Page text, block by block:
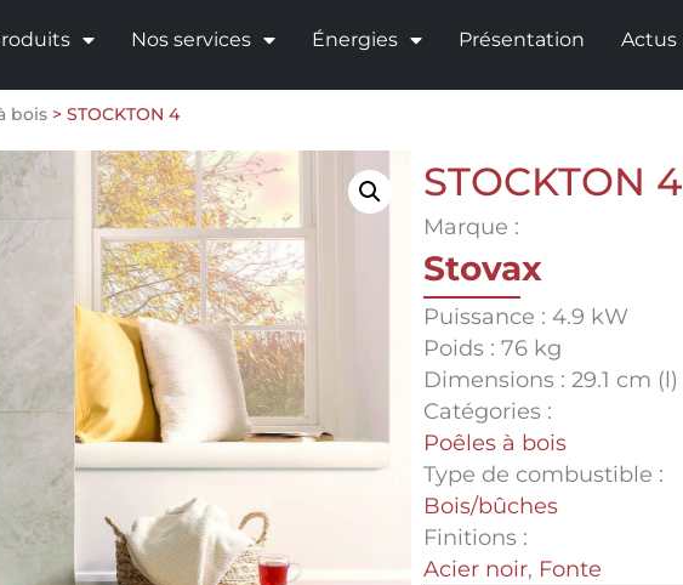
Nos services Énergies Présentation Actus
bois > STOCKTON 4
STOCKTON 4
Marque :
Stovax
Puissance : 4.9 kW
Poids : 76 kg
Dimensions : 29.1 cm
Catégories :
Poêles à bois
Type de combustible :
Bois/bûches
Finitions :
Acier noir, Fonte